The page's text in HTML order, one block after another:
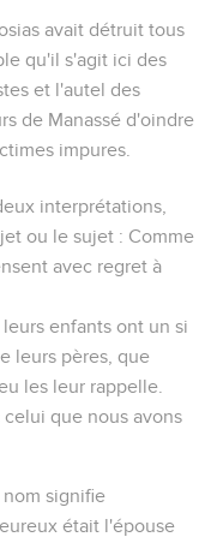
avait détruit tous
qu'il s'agit ici des
et l'autel des
de Manassé d'oindre
impures.
interprétations,
ou le sujet : Comme
avec regret à
enfants ont un si
leurs pères, que
les leur rappelle.
que nous avons
signifie
était l'épouse